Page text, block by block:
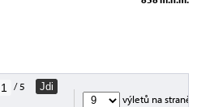
/ 5 Jdi
výletů na straně